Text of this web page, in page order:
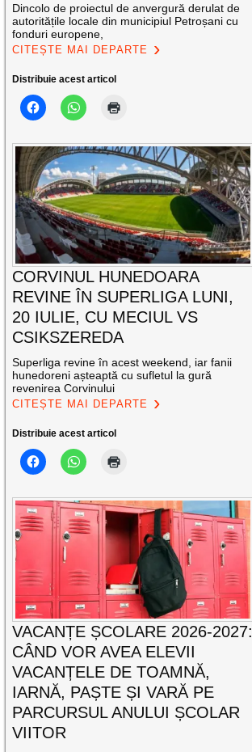
Dincolo de proiectul de anvergură derulat de
autoritățile locale din municipiul Petroșani cu
fonduri europene,
CITEȘTE MAI DEPARTE
Distribuie acest articol
CORVINUL HUNEDOARA
REVINE ÎN SUPERLIGA LUNI,
20 IULIE, CU MECIUL VS
CSIKSZEREDA
Superliga revine în acest weekend, iar fanii
hunedoreni așteaptă cu sufletul la gură
revenirea Corvinului
CITEȘTE MAI DEPARTE
Distribuie acest articol
VACANȚE ȘCOLARE 2026-2027:
CÂND VOR AVEA ELEVII
VACANȚELE DE TOAMNĂ,
IARNĂ, PAȘTE ȘI VARĂ PE
PARCURSUL ANULUI ȘCOLAR
VIITOR